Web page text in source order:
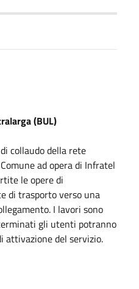
(BUL)
collaudo della rete
ad opera di Infratel
le opere di
di trasporto verso una
I lavori sono
gli utenti potranno
attivazione del servizio.